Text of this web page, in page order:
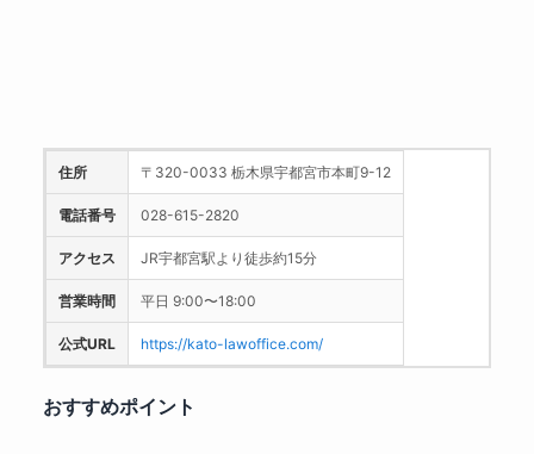
住所 〒320-0033 栃木県宇都宮市本町9-12
電話番号 028-615-2820
アクセス JR宇都宮駅より徒歩約15分
営業時間 平日 9:00〜18:00
公式URL https://kato-lawoffice.com/
おすすめポイント